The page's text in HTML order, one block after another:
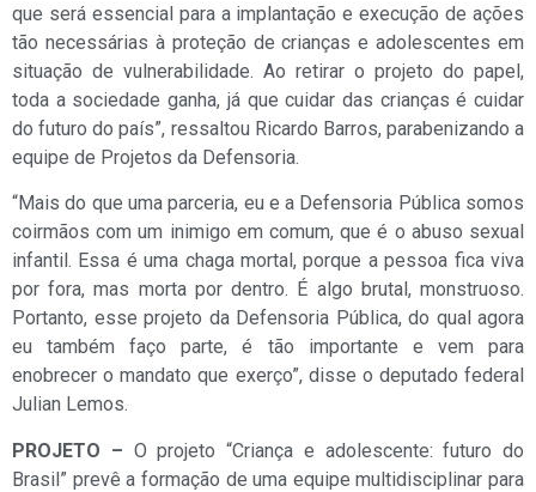
que será essencial para a implantação e execução de ações
tão necessárias à proteção de crianças e adolescentes em
situação de vulnerabilidade. Ao retirar o projeto do papel,
toda a sociedade ganha, já que cuidar das crianças é cuidar
do futuro do país”, ressaltou Ricardo Barros, parabenizando a
equipe de Projetos da Defensoria.
“Mais do que uma parceria, eu e a Defensoria Pública somos
coirmãos com um inimigo em comum, que é o abuso sexual
infantil. Essa é uma chaga mortal, porque a pessoa fica viva
por fora, mas morta por dentro. É algo brutal, monstruoso.
Portanto, esse projeto da Defensoria Pública, do qual agora
eu também faço parte, é tão importante e vem para
enobrecer o mandato que exerço”, disse o deputado federal
Julian Lemos.
PROJETO – O projeto “Criança e adolescente: futuro do
Brasil” prevê a formação de uma equipe multidisciplinar para